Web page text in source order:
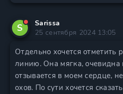
S
Sarissa
25 сентября 2024 13:05
Отдельно хочется отметить
линию. Она мягка, очевидна
отзывается в моем сердце,
охов. По сути хочется